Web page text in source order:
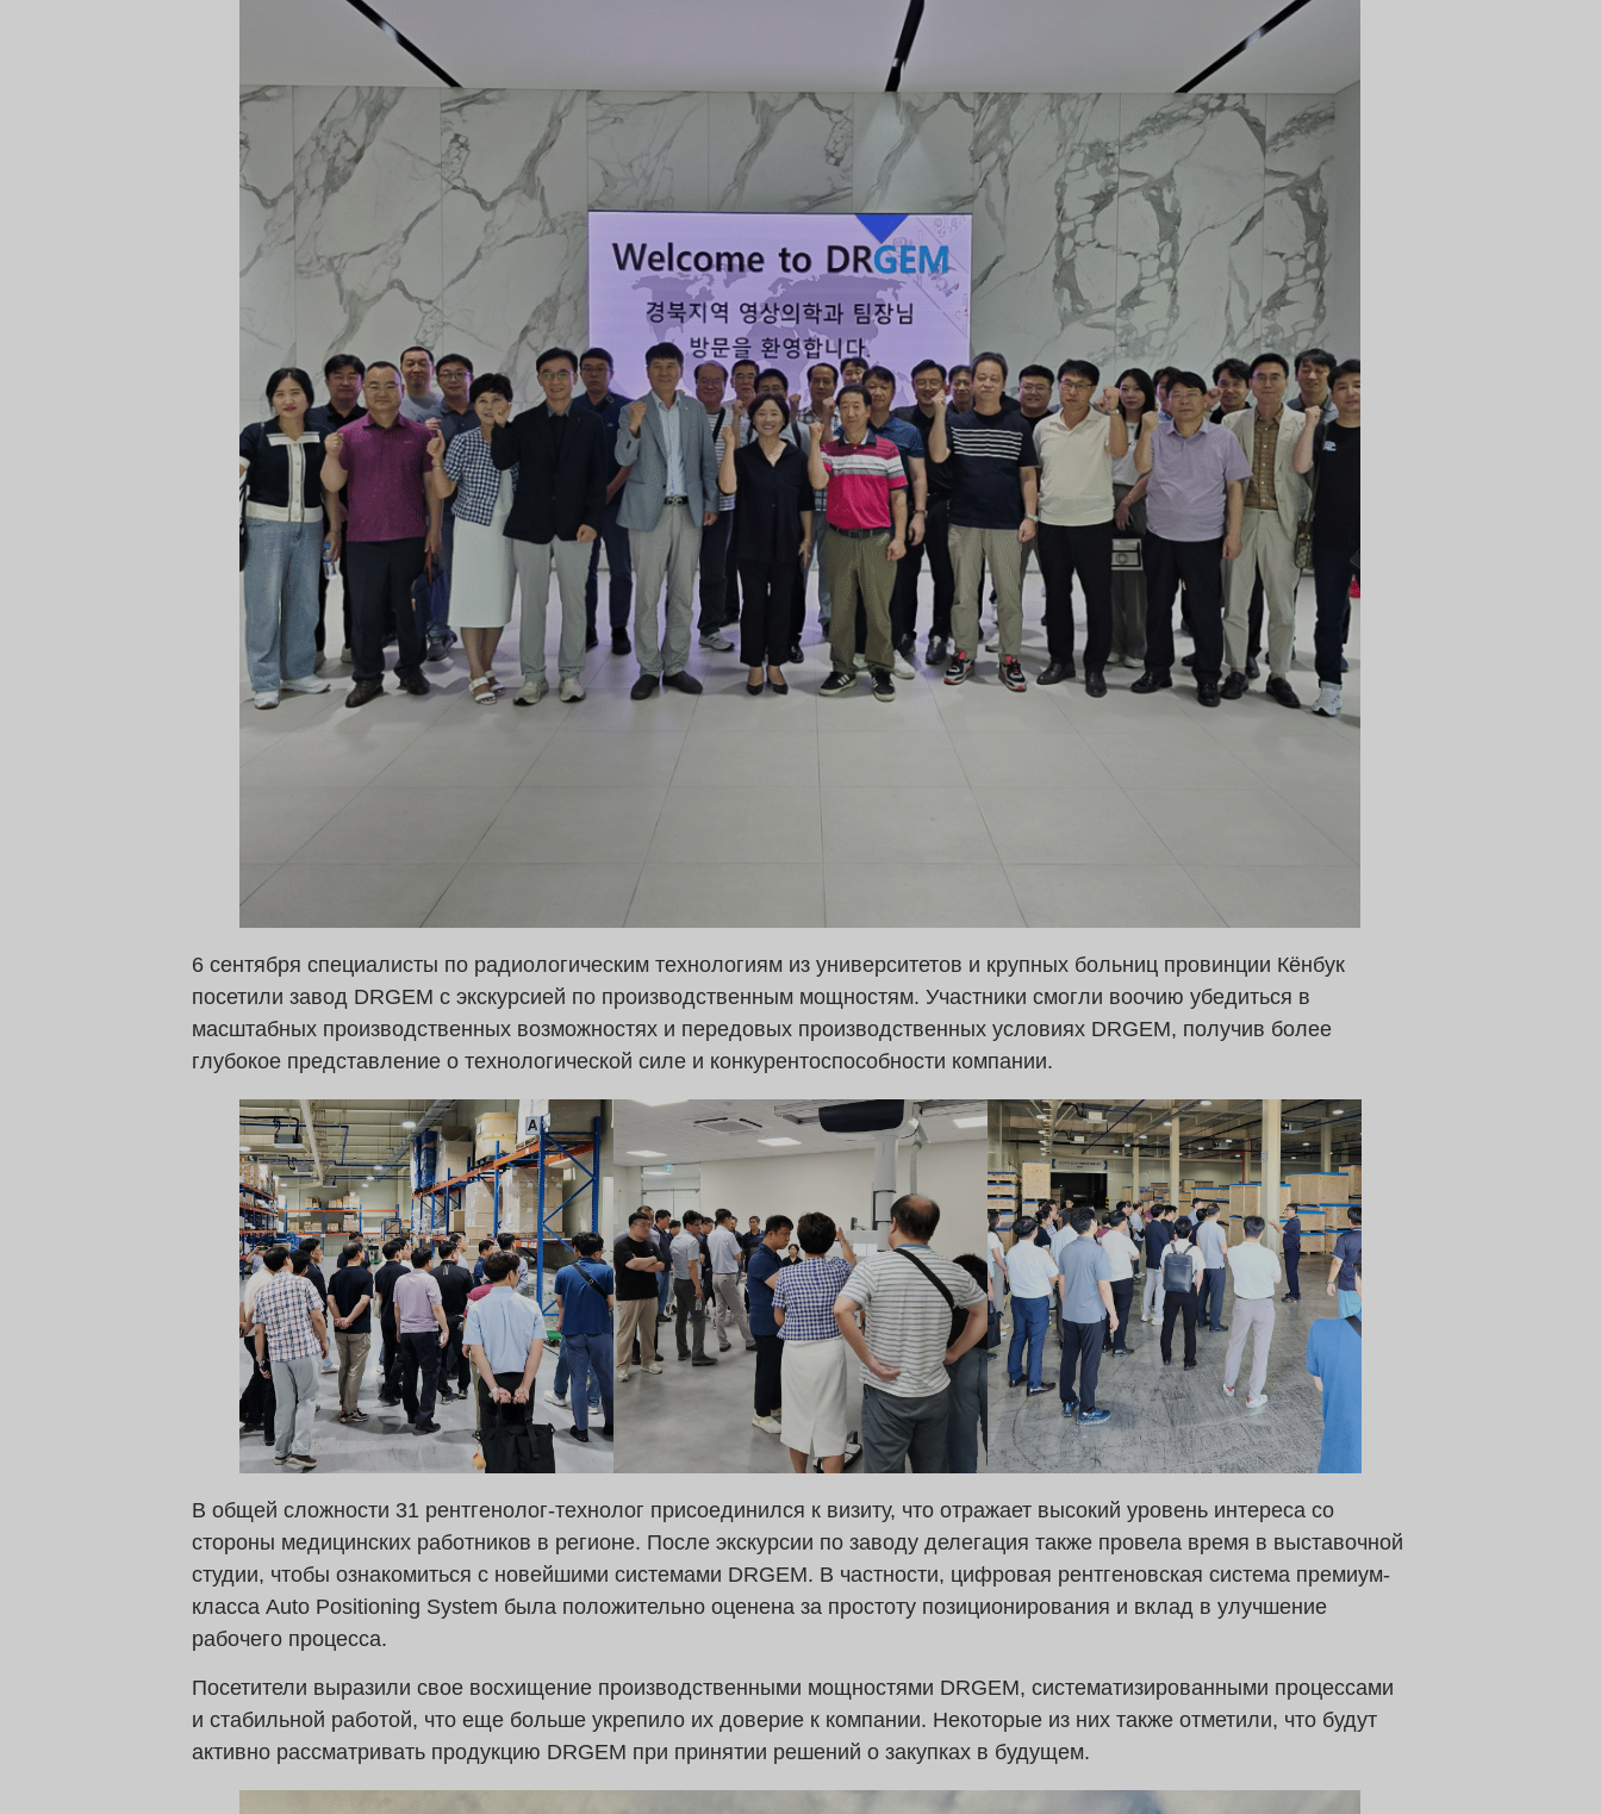
6 сентября специалисты по радиологическим технологиям из университетов и крупных больниц провинции Кёнбук
посетили завод DRGEM с экскурсией по производственным мощностям. Участники смогли воочию убедиться в
масштабных производственных возможностях и передовых производственных условиях DRGEM, получив более
глубокое представление о технологической силе и конкурентоспособности компании.
В общей сложности 31 рентгенолог-технолог присоединился к визиту, что отражает высокий уровень интереса со
стороны медицинских работников в регионе. После экскурсии по заводу делегация также провела время в выставочной
студии, чтобы ознакомиться с новейшими системами DRGEM. В частности, цифровая рентгеновская система премиум-
класса Auto Positioning System была положительно оценена за простоту позиционирования и вклад в улучшение
рабочего процесса.
Посетители выразили свое восхищение производственными мощностями DRGEM, систематизированными процессами
и стабильной работой, что еще больше укрепило их доверие к компании. Некоторые из них также отметили, что будут
активно рассматривать продукцию DRGEM при принятии решений о закупках в будущем.